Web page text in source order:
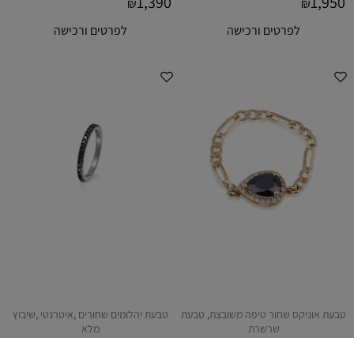
₪
לפרטים ורכישה
₪
לפרטים ורכישה
טבעת אוניקס שחור טיפה משובצת, טבעת
שרשרת
טבעת יהלומים שחורים ,איטרנטי ,שיבוץ
מלא